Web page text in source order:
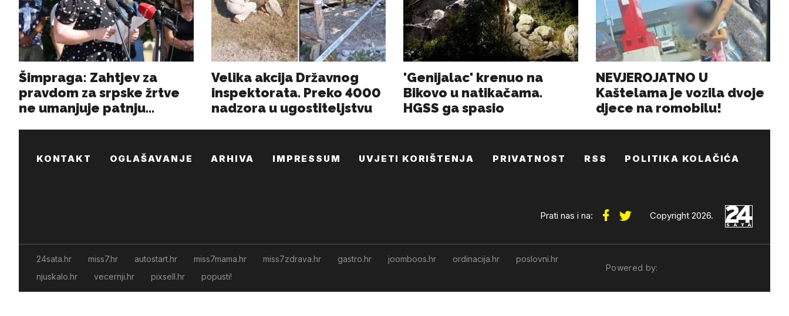
KONTAKT OGLAŠAVANJE ARHIVA IMPRESSUM UVJETI KORIŠTENJA PRIVATNOST RSS POLITIKA KOLAČIĆA
Prati nas i na: Copyright 2026.
24sata.hr miss7.hr autostart.hr miss7mama.hr miss7zdrava.hr gastro.hr joomboos.hr ordinacija.hr
poslovni.hr
njuskalo.hr
vecernji.hr pixsell.hr popusti!
Powered by: